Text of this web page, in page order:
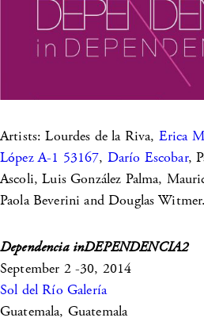
Artists: Lourdes de la Riva, Erica
López A-1 53167, Darío Escobar,
Ascoli, Luis González Palma,
Paola Beverini and Douglas Witmer.
Dependencia inDEPENDENCIA2
September 2 -30, 2014
Sol del Río Galería
Guatemala, Guatemala